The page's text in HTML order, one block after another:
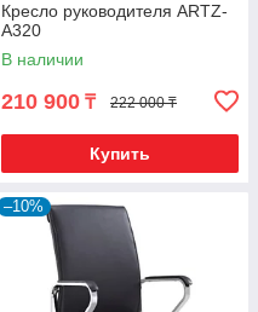
Кресло руководителя ARTZ-
A320
В наличии
210 900 ₸ 222 000 ₸
Купить
–10%